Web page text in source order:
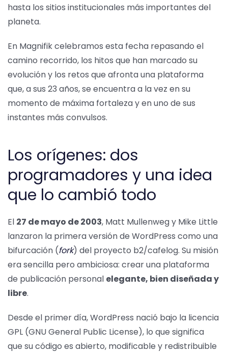
hasta los sitios institucionales más importantes del
planeta.
En Magnifik celebramos esta fecha repasando el
camino recorrido, los hitos que han marcado su
evolución y los retos que afronta una plataforma
que, a sus 23 años, se encuentra a la vez en su
momento de máxima fortaleza y en uno de sus
instantes más convulsos.
Los orígenes: dos
programadores y una idea
que lo cambió todo
El 27 de mayo de 2003, Matt Mullenweg y Mike Little
lanzaron la primera versión de WordPress como una
bifurcación (fork) del proyecto b2/cafelog. Su misión
era sencilla pero ambiciosa: crear una plataforma
de publicación personal elegante, bien diseñada y
libre.
Desde el primer día, WordPress nació bajo la licencia
GPL (GNU General Public License), lo que significa
que su código es abierto, modificable y redistribuible